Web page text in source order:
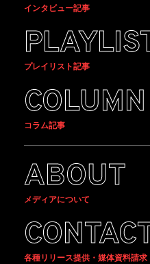
インタビュー記事
プレイリスト記事
COLUMN
コラム記事
ABOUT
メディアについて
各種リリース提供・媒体資料請求